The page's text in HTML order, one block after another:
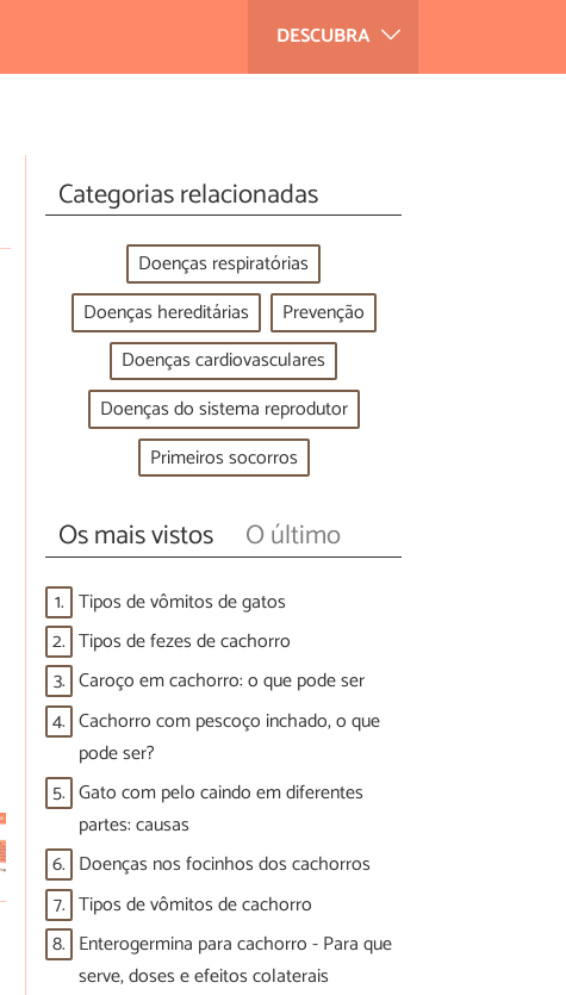
DESCUBRA
Categorias relacionadas
Doenças respiratórias
Doenças hereditárias
Prevenção
Doenças cardiovasculares
Doenças do sistema reprodutor
Primeiros socorros
Os mais vistos O último
1. Tipos de vômitos de gatos
2. Tipos de fezes de cachorro
3. Caroço em cachorro: o que pode ser
4. Cachorro com pescoço inchado, o que
pode ser?
5. Gato com pelo caindo em diferentes
partes: causas
6. Doenças nos focinhos dos cachorros
7. Tipos de vômitos de cachorro
8. Enterogermina para cachorro - Para que
serve, doses e efeitos colaterais